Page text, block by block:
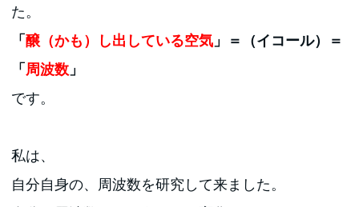
た。
「醸（かも）し出している空気 」＝（イコール）＝
「周波数 」
です。
私は、
自分自身の、周波数を研究して来ました。